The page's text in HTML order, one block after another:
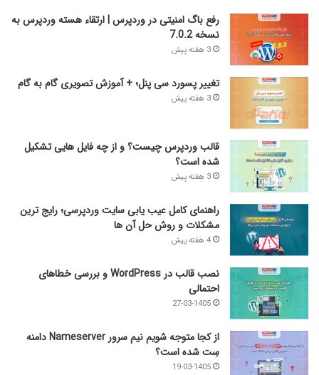
رفع باگ امنیتی در وردپرس | ارتقاء هسته وردپرس به
نسخه 7.0.2
3 هفته پیش
تغییر پسورد سی پنل؛ + آموزش تصویری گام به گام
3 هفته پیش
قالب وردپرس چیست؟ و از چه فایل­ هایی تشکیل
شده است؟
3 هفته پیش
راهنمای کامل عیب‌ یابی سایت وردپرسی؛ رایج‌ ترین
مشکلات و روش حل آن‌ ها
4 هفته پیش
نصب قالب در WordPress و بررسی خطاهای
احتمالی
27-03-1405
از کجا متوجه شویم نیم ‌سرور Nameserver دامنه
سِت شده است؟
19-03-1405